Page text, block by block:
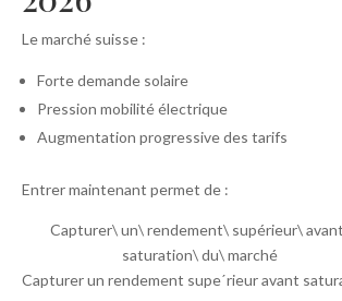
Le marché suisse :
Forte demande solaire
Pression mobilité électrique
Augmentation progressive des tarifs
Entrer maintenant permet de :
Capturer\ un\ rendement\ supérieur\
saturation\ du\ marché
Capturer un rendement supeˊrieur avant